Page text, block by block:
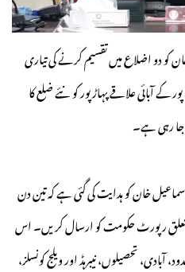
کو دو اضلاع میں تقسیم کرنے کی تیاری
کے آبائی علاقے پہاڑپور کو نئے ضلع کا
جا رہی ہے۔
خان کو ہدایت کی گئی ہے کہ تین دن
رپورٹ حکومت کو ارسال کریں۔ اس
آبادی، تحصیلوں، نیبرہڈ اور ویلج کونسلز،